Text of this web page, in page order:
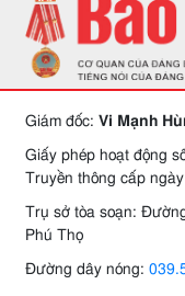
Giám đốc: Vi Mạnh
Giấy phép hoạt động
Truyền thông cấp
Trụ sở tòa soạn:
Phú Thọ
Đường dây nóng: